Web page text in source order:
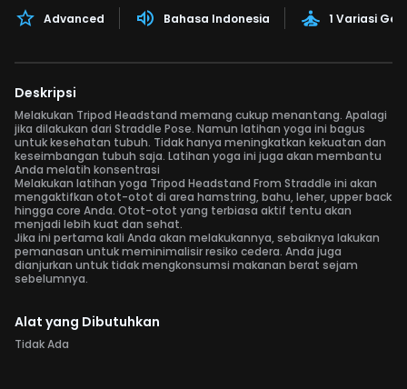
Advanced Bahasa Indonesia 1 Variasi
Deskripsi
Melakukan Tripod Headstand memang cukup menantang. Apalagi
jika dilakukan dari Straddle Pose. Namun latihan yoga ini bagus
untuk kesehatan tubuh. Tidak hanya meningkatkan kekuatan dan
keseimbangan tubuh saja. Latihan yoga ini juga akan membantu
Anda melatih konsentrasi
Melakukan latihan yoga Tripod Headstand From Straddle ini akan
mengaktifkan otot-otot di area hamstring, bahu, leher, upper back
hingga core Anda. Otot-otot yang terbiasa aktif tentu akan
menjadi lebih kuat dan sehat.
Jika ini pertama kali Anda akan melakukannya, sebaiknya lakukan
pemanasan untuk meminimalisir resiko cedera. Anda juga
dianjurkan untuk tidak mengkonsumsi makanan berat sejam
sebelumnya.
Alat yang Dibutuhkan
Tidak Ada